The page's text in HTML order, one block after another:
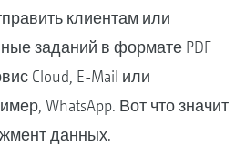
клиентам или
заданий в формате PDF
Cloud, E-Mail или
WhatsApp. Вот что значит
данных.